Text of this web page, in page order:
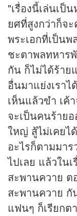
"เรื่องนี้เล่นเป็
ยศที่สูงกว่าก็จ
พระเอกที่เป็น
ชะตาพลทหาร
กัน ก็ไม่ได้ร้าย
อื่นมาแย่งเรา
เห็นแล้วขำ เค้
จะเป็นคนร้าย
ใหญ่ สู้ไม่เคยไ
อะไรก็ตามมา
ไปเลย แล้วใน
สะพานควาย ต
สะพานควาย กั
แฟนๆ ก็เรียกต